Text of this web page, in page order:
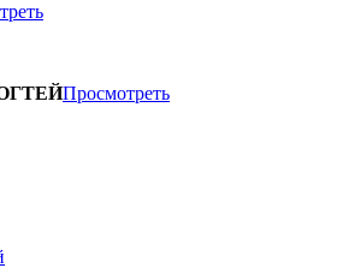
Просмотреть